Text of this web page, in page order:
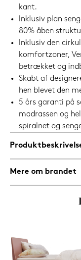
kant.
Inklusiv plan
80% åben
Inklusiv den
komfortzoner,
betrækket og
Skabt af
hen blevet den
5 års garanti på
madrassen og
spiralnet og
Mere om brandet